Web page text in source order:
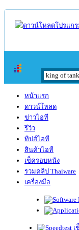
หน้าแรก
ดาวน์โหลด
ข่าวไอที
รีวิว
ทิปส์ไอที
สินค้าไอที
เช็ครอบหนัง
รวมคลิป Thaiware
เครื่องมือ
เ